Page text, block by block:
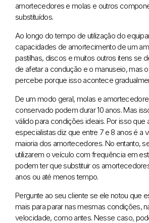
amortecedores e molas e outros
substituídos.
Ao longo do tempo de utilização do
capacidades de amortecimento de um
pastilhas, discos e muitos outros itens se
de afetar a condução e o manuseio, mas
percebe porque isso acontece
De um modo geral, molas e
conservado podem durar 10 anos. Mas
válido para condições ideais. Por isso que
especialistas diz que entre 7 e 8 anos é a
maioria dos amortecedores. No entanto,
utilizarem o veículo com frequência em
podem ter que substituir os
anos ou até menos tempo.
Pergunte ao seu cliente se ele notou que
mais para parar nas mesmas condições,
velocidade, como antes. Nesse caso,